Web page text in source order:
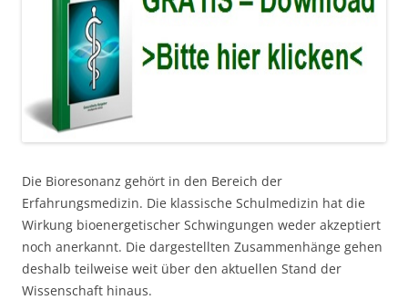
Die Bioresonanz gehört in den Bereich der
Erfahrungsmedizin. Die klassische Schulmedizin hat die
Wirkung bioenergetischer Schwingungen weder akzeptiert
noch anerkannt. Die dargestellten Zusammenhänge gehen
deshalb teilweise weit über den aktuellen Stand der
Wissenschaft hinaus.